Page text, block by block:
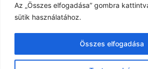
Az „Összes elfogadása” gombra
sütik használatához.
Összes elfogadása
Herczeg-Szilágyi Mónika
+36 30 698 2076
Sas Ildikó +36 30 736 8871
Pánti Katalin +36 20 945 9490